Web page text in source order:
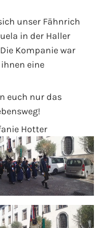
unser Fähnrich
in der Haller
Kompanie war
eine
euch nur das
Hotter